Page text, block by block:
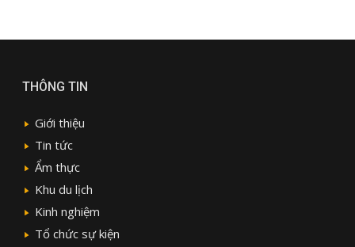
THÔNG TIN
Giới thiệu
Tin tức
Ẩm thực
Khu du lịch
Kinh nghiệm
Tổ chức sự kiện